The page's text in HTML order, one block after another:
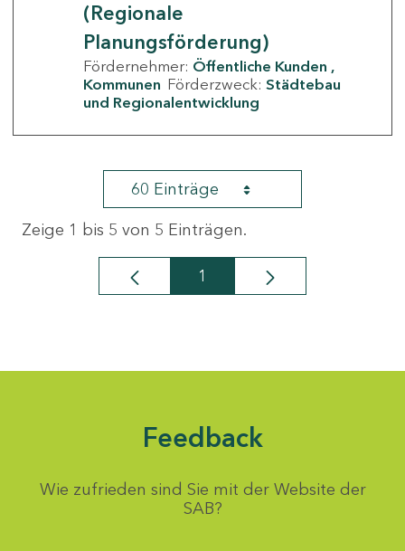
(Regionale
Planungsförderung)
Fördernehmer: Öffentliche Kunden
Kommunen Förderzweck: Städtebau
und Regionalentwicklung
60 Einträge
Zeige 1 bis 5 von 5 Einträgen.
Seite
1
Feedback
Wie zufrieden sind Sie mit der Website der
SAB?